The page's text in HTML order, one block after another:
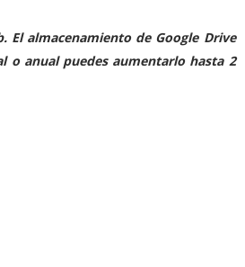
almacenamiento de Google Drive
o anual puedes aumentarlo hasta 2